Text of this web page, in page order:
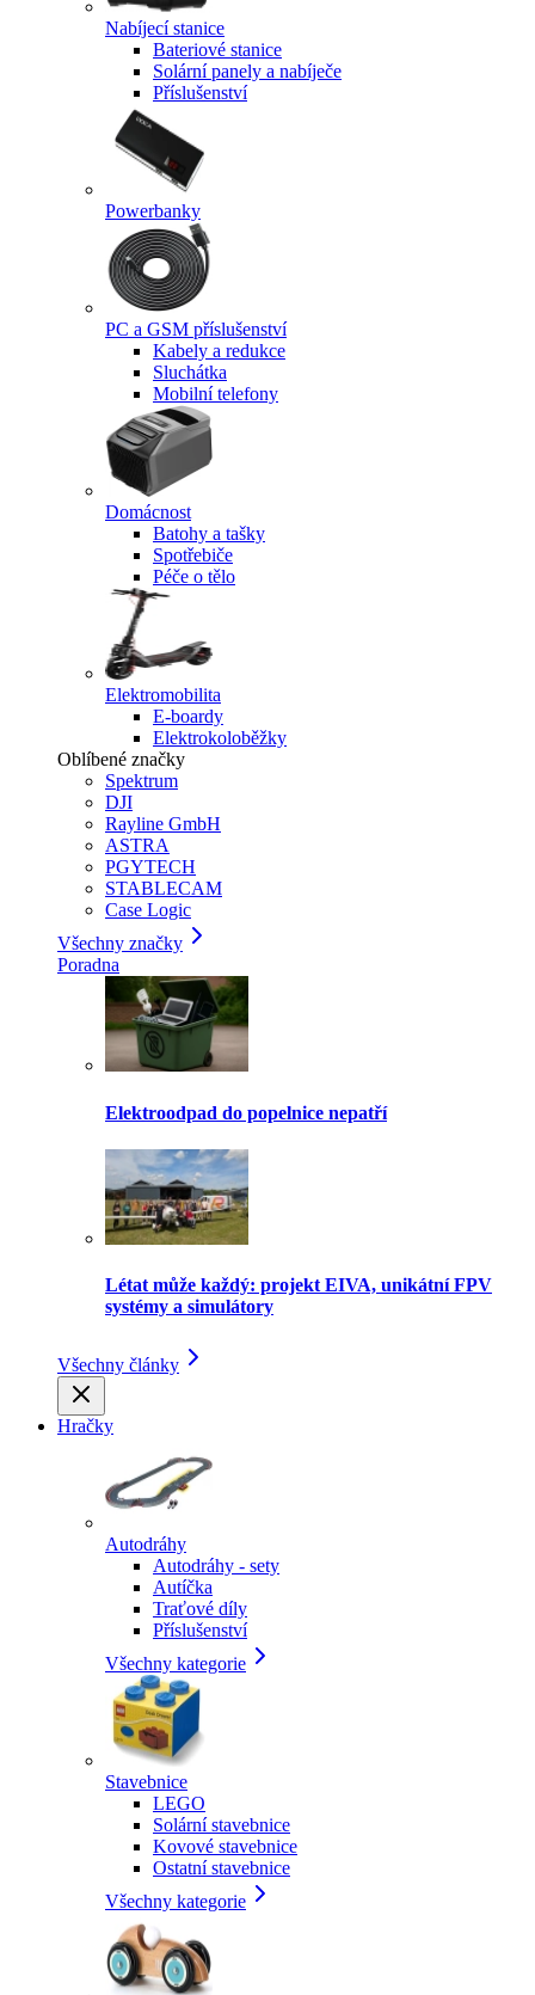
Nabíjecí stanice
Bateriové stanice
Solární panely a nabíječe
Příslušenství
Powerbanky
PC a GSM příslušenství
Kabely a redukce
Sluchátka
Mobilní telefony
Domácnost
Batohy a tašky
Spotřebiče
Péče o tělo
Elektromobilita
E-boardy
Elektrokoloběžky
Oblíbené značky
Spektrum
DJI
Rayline GmbH
ASTRA
PGYTECH
STABLECAM
Case Logic
Všechny značky
Poradna
Elektroodpad do popelnice nepatří
Létat může každý: projekt EIVA, unikátní FPV
systémy a simulátory
Všechny články
Hračky
Autodráhy
Autodráhy - sety
Autíčka
Traťové díly
Příslušenství
Všechny kategorie
Stavebnice
LEGO
Solární stavebnice
Kovové stavebnice
Ostatní stavebnice
Všechny kategorie